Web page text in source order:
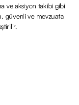
ve aksiyon takibi gibi
güvenli ve mevzuata